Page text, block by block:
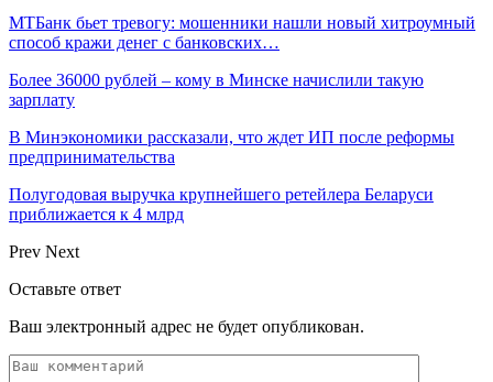
МТБанк бьет тревогу: мошенники нашли новый хитроумный
способ кражи денег с банковских…
Более 36000 рублей – кому в Минске начислили такую
зарплату
В Минэкономики рассказали, что ждет ИП после реформы
предпринимательства
Полугодовая выручка крупнейшего ретейлера Беларуси
приближается к 4 млрд
Prev Next
Оставьте ответ
Ваш электронный адрес не будет опубликован.